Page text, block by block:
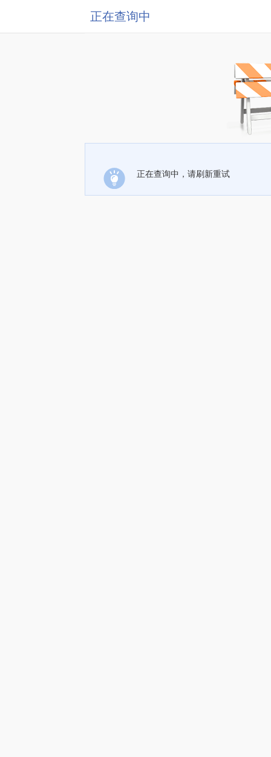
正在查询中
正在查询中，请刷新重试